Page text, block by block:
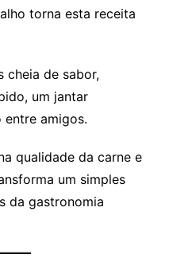
torna esta receita
cheia de sabor,
um jantar
amigos.
qualidade da carne e
um simples
da gastronomia